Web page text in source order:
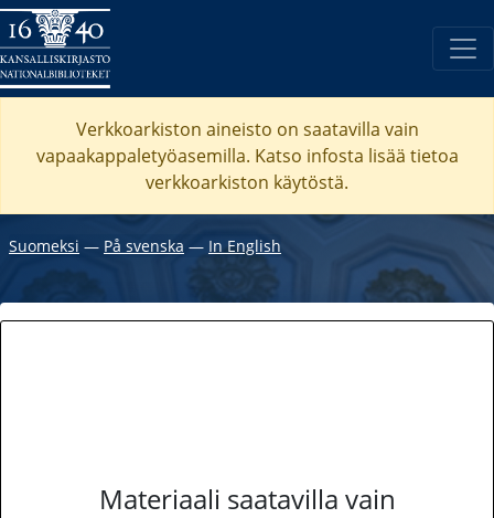
Verkkoarkiston aineisto on saatavilla vain
vapaakappaletyöasemilla. Katso infosta lisää tietoa
verkkoarkiston käytöstä.
Suomeksi ― På svenska ― In English
Materiaali saatavilla vain